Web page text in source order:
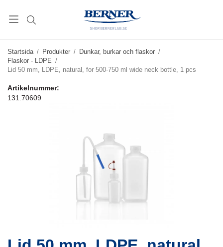
Startsida / Produkter / Dunkar, burkar och flaskor /
Flaskor - LDPE /
Lid 50 mm, LDPE, natural, for 500-750 ml wide neck bottle, 1 pcs
Artikelnummer:
131.70609